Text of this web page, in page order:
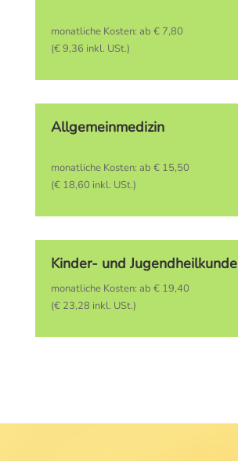
monatliche Kosten: ab € 7,80
(€ 9,36 inkl. USt.)
Allgemeinmedizin
monatliche Kosten: ab € 15,50
(€ 18,60 inkl. USt.)
Kinder- und Jugendheilkunde
monatliche Kosten: ab € 19,40
(€ 23,28 inkl. USt.)